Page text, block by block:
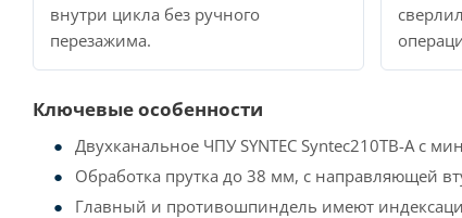
внутри цикла без ручного
перезажима.
Ключевые особенности
Двухканальное ЧПУ SYNTEC Syntec210TB-A с
Обработка прутка до 38 мм, с направляющей
Главный и противошпиндель имеют